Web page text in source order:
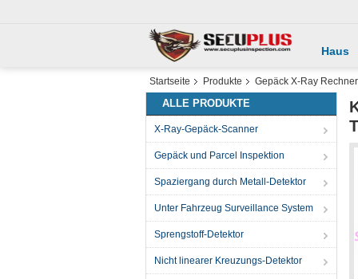
Haus
Startseite Produkte Gepäck X-Ray Rechner
ALLE PRODUKTE
X-Ray-Gepäck-Scanner
Gepäck und Parcel Inspektion
Spaziergang durch Metall-Detektor
Unter Fahrzeug Surveillance System
Sprengstoff-Detektor
Nicht linearer Kreuzungs-Detektor